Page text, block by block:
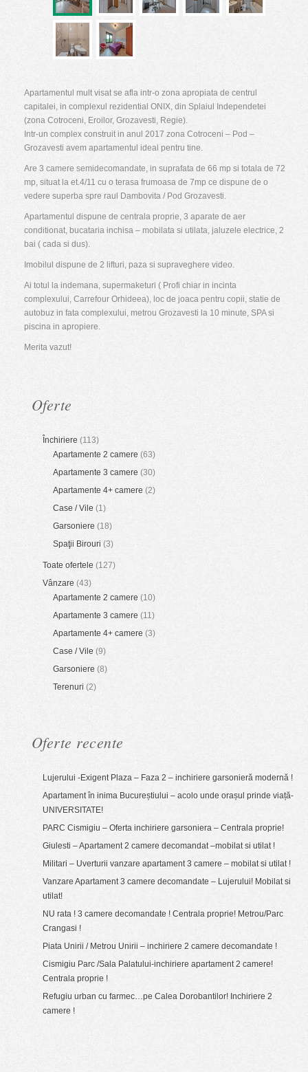
Apartamentul mult visat se afla intr-o zona apropiata de centrul
capitalei, in complexul rezidential ONIX, din Splaiul Independetei
(zona Cotroceni, Eroilor, Grozavesti, Regie).
Intr-un complex construit in anul 2017 zona Cotroceni – Pod –
Grozavesti avem apartamentul ideal pentru tine.
Are 3 camere semidecomandate, in suprafata de 66 mp si totala de 72
mp, situat la et.4/11 cu o terasa frumoasa de 7mp ce dispune de o
vedere superba spre raul Dambovita / Pod Grozavesti.
Apartamentul dispune de centrala proprie, 3 aparate de aer
conditionat, bucataria inchisa – mobilata si utilata, jaluzele electrice, 2
bai ( cada si dus).
Imobilul dispune de 2 lifturi, paza si supraveghere video.
Ai totul la indemana, supermaketuri ( Profi chiar in incinta
complexului, Carrefour Orhideea), loc de joaca pentru copii, statie de
autobuz in fata complexului, metrou Grozavesti la 10 minute, SPA si
piscina in apropiere.
Merita vazut!
Oferte
Închiriere (113)
Apartamente 2 camere (63)
Apartamente 3 camere (30)
Apartamente 4+ camere (2)
Case / Vile (1)
Garsoniere (18)
Spaţii Birouri (3)
Toate ofertele (127)
Vânzare (43)
Apartamente 2 camere (10)
Apartamente 3 camere (11)
Apartamente 4+ camere (3)
Case / Vile (9)
Garsoniere (8)
Terenuri (2)
Oferte recente
Lujerului -Exigent Plaza – Faza 2 – inchiriere garsonieră modernă !
Apartament în inima Bucureștiului – acolo unde orașul prinde viață-
UNIVERSITATE!
PARC Cismigiu – Oferta inchiriere garsoniera – Centrala proprie!
Giulesti – Apartament 2 camere decomandat –mobilat si utilat !
Militari – Uverturii vanzare apartament 3 camere – mobilat si utilat !
Vanzare Apartament 3 camere decomandate – Lujerului! Mobilat si
utilat!
NU rata ! 3 camere decomandate ! Centrala proprie! Metrou/Parc
Crangasi !
Piata Unirii / Metrou Unirii – inchiriere 2 camere decomandate !
Cismigiu Parc /Sala Palatului-inchiriere apartament 2 camere!
Centrala proprie !
Refugiu urban cu farmec…pe Calea Dorobantilor! Inchiriere 2
camere !